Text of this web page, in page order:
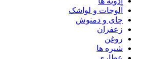
آلوجات و لواشک
چای و دمنوش
زعفران
روغن
شیره ها